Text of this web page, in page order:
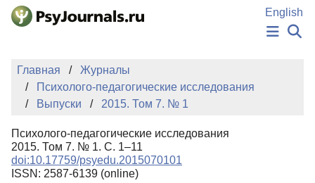
Перейти к основному содержанию
English
НОВОСТИ
АВТОРЫ
КЛЮЧЕВЫЕ СЛОВА
Регистрация
Главная
Журналы
Психолого-педагогические исследования
Выпуски
2015. Том 7. № 1
Психолого-педагогические исследования
2015. Том 7. № 1. С. 1–11
doi:10.17759/psyedu.2015070101
ISSN: 2587-6139 (online)